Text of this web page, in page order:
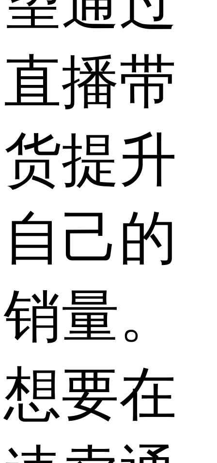
直播带
货提升
自己的
销量。
想要在